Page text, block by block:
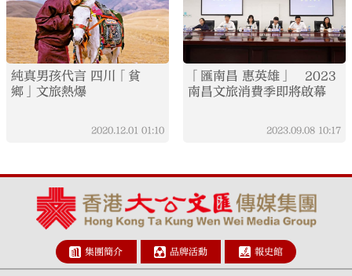
純真男孩代言 四川「貧
鄉」文旅熱爆
2020.12.01 01:10
「匯南昌 惠英雄」 2023
南昌文旅消費季即將啟幕
2023.09.08 10:17
集團簡介 品牌活動 報史館